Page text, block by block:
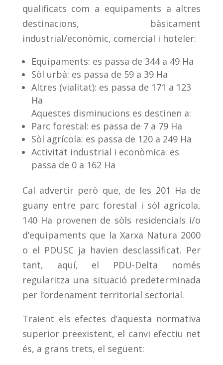
qualificats com a equipaments a altres
destinacions, bàsicament
industrial/econòmic, comercial i hoteler:
Equipaments: es passa de 344 a 49 Ha
Sòl urbà: es passa de 59 a 39 Ha
Altres (vialitat): es passa de 171 a 123
Ha
Aquestes disminucions es destinen a:
Parc forestal: es passa de 7 a 79 Ha
Sòl agrícola: es passa de 120 a 249 Ha
Activitat industrial i econòmica: es
passa de 0 a 162 Ha
Cal advertir però que, de les 201 Ha de
guany entre parc forestal i sòl agrícola,
140 Ha provenen de sòls residencials i/o
d’equipaments que la Xarxa Natura 2000
o el PDUSC ja havien desclassificat. Per
tant, aquí, el PDU-Delta només
regularitza una situació predeterminada
per l’ordenament territorial sectorial.
Traient els efectes d’aquesta normativa
superior preexistent, el canvi efectiu net
és, a grans trets, el següent: